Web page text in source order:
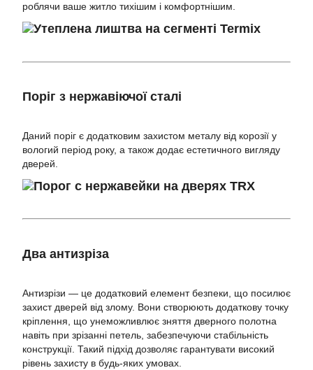
роблячи ваше житло тихішим і комфортнішим.
Поріг з нержавіючої сталі
Даний поріг є додатковим захистом металу від корозії у
вологий період року, а також додає естетичного вигляду
дверей.
Два антизріза
Антизрізи — це додатковий елемент безпеки, що посилює
захист дверей від злому. Вони створюють додаткову точку
кріплення, що унеможливлює зняття дверного полотна
навіть при зрізанні петель, забезпечуючи стабільність
конструкції. Такий підхід дозволяє гарантувати високий
рівень захисту в будь-яких умовах.